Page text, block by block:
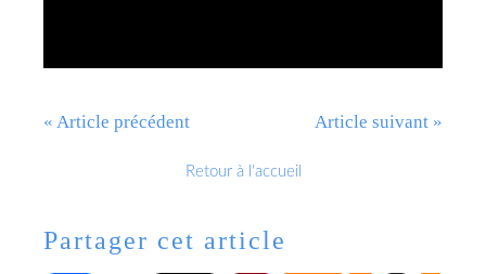
« Article précédent Article suivant »
Retour à l'accueil
Partager cet article